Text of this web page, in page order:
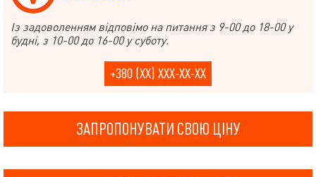
Із задоволенням відповімо на питання з 9-00 до 18-00 у
будні, з 10-00 до 16-00 у суботу.
+380 (XX) XXX-XX-XX
ЗАПРОПОНУВАТИ СВОЮ ЦІНУ